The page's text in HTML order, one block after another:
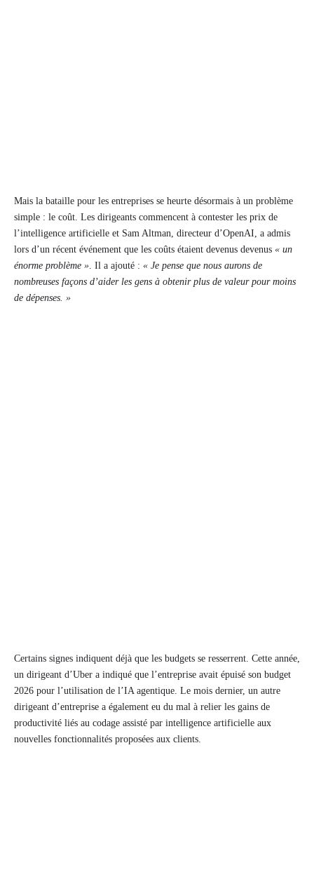
Mais la bataille pour les entreprises se heurte désormais à un problème
simple : le coût. Les dirigeants commencent à contester les prix de
l’intelligence artificielle et Sam Altman, directeur d’OpenAI, a admis
lors d’un récent événement que les coûts étaient devenus devenus « un
énorme problème ». Il a ajouté : « Je pense que nous aurons de
nombreuses façons d’aider les gens à obtenir plus de valeur pour moins
de dépenses. »
Certains signes indiquent déjà que les budgets se resserrent. Cette année,
un dirigeant d’Uber a indiqué que l’entreprise avait épuisé son budget
2026 pour l’utilisation de l’IA agentique. Le mois dernier, un autre
dirigeant d’entreprise a également eu du mal à relier les gains de
productivité liés au codage assisté par intelligence artificielle aux
nouvelles fonctionnalités proposées aux clients.